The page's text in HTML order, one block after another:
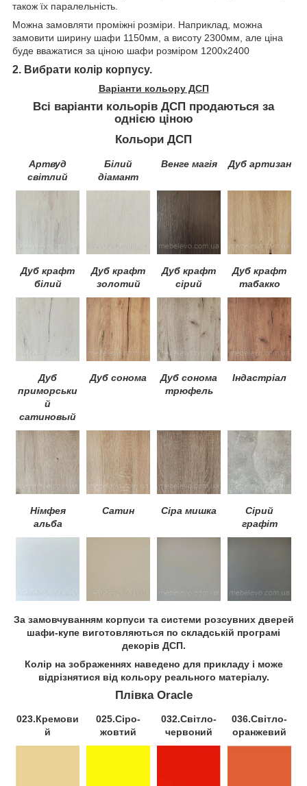
також їх паралельність.
Можна замовляти проміжні розміри. Наприклад, можна
замовити ширину шафи 1150мм, а висоту 2300мм, але ціна
буде вважатися за ціною шафи розміром 1200х2400
2. Вибрати колір корпусу.
Варіанти кольору ДСП
Всі варіанти кольорів ДСП продаються за
однією ціною
Кольори ДСП
Артвуд
світлий
Білий
діамант
Венге магія Дуб артизан
Дуб крафт
білий
Дуб крафт
золотий
Дуб крафт
сірий
Дуб крафт
табакко
Дуб
приморськи
й
сатиновый
Дуб сонома
Дуб сонома
трюфель
Індастріал
Німфея
альба
Сатин Сіра мишка
Сірий
графіт
За замовчуванням корпуси та системи розсувних дверей
шафи-купе виготовляються по складській програмі
декорів ДСП.
Колір на зображеннях наведено для прикладу і може
відрізнятися від кольору реального матеріалу.
Плівка Oracle
023.Кремови
й
025.Сіро-
жовтий
032.Світло-
червоний
036.Світло-
оранжевий